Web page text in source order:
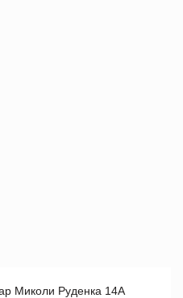
Миколи Руденка 14А